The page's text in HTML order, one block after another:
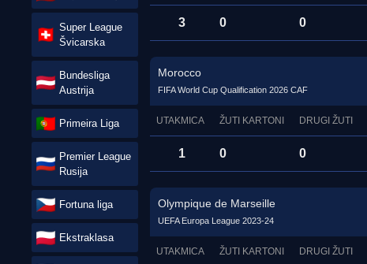
Super League
Švicarska
Bundesliga
Austrija
Primeira Liga
Premier League
Rusija
Fortuna liga
Ekstraklasa
3 0 0
Morocco
FIFA World Cup Qualification 2026 CAF
UTAKMICA ŽUTI KARTONI DRUGI ŽUTI
1 0 0
Olympique de Marseille
UEFA Europa League 2023-24
UTAKMICA ŽUTI KARTONI DRUGI ŽUTI